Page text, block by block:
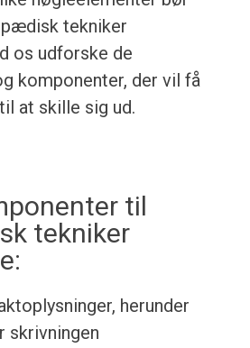
tekniker
os udforske de
komponenter, der vil få
at skille sig ud.
til
tekniker
herunder
skrivningen